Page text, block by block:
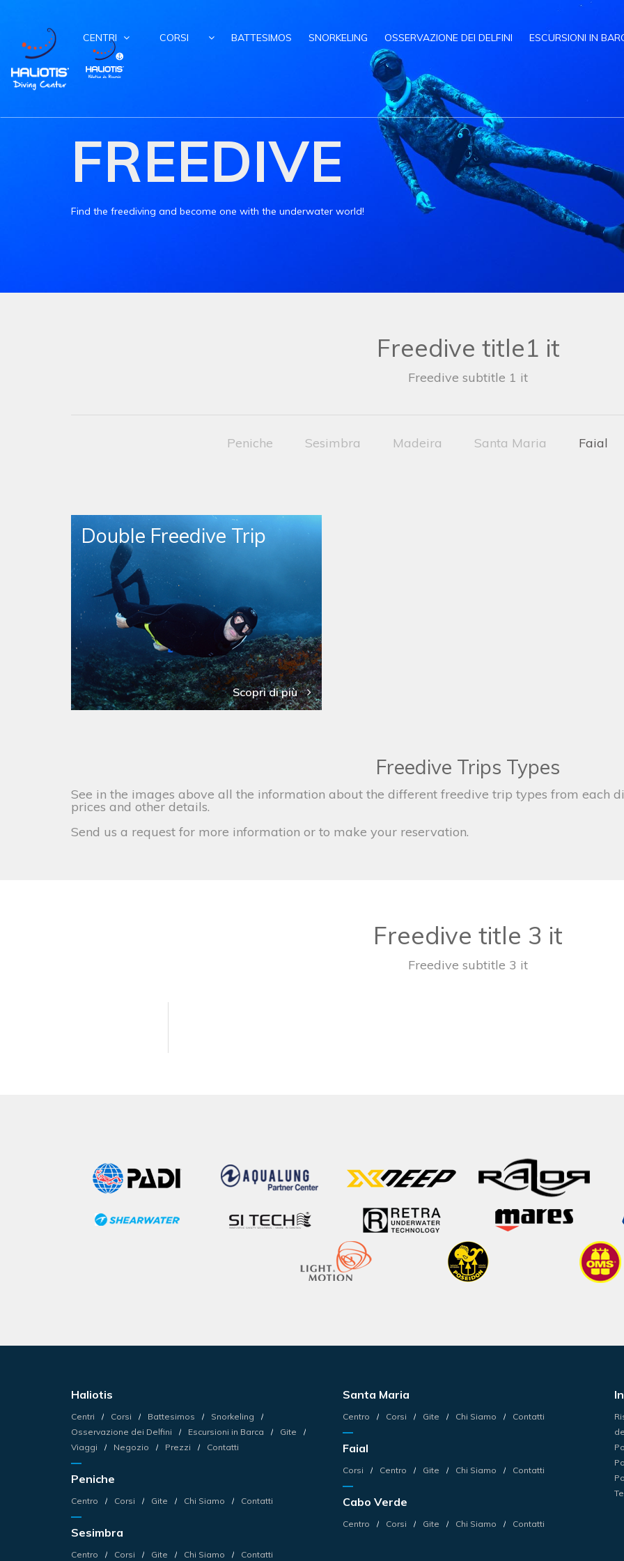
CENTRI CORSI BATTESIMOS SNORKELING OSSERVAZIONE DEI DELFINI ESCURSIONI IN
FREEDIVE
Find the freediving and become one with the underwater world!
Freedive title1 it
Freedive subtitle 1 it
Peniche Sesimbra Madeira Santa Maria Faial
Double Freedive Trip
Scopri di più
Freedive Trips Types
See in the images above all the information about the different freedive trip types from each
prices and other details.
Send us a request for more information or to make your reservation.
Freedive title 3 it
Freedive subtitle 3 it
Haliotis
Centri Corsi Battesimos
Snorkeling
Osservazione dei Delfini
Escursioni in Barca
Gite
Viaggi
Negozio Prezzi Contatti
Peniche
Centro Corsi Gite Chi Siamo Contatti
Sesimbra
Centro Corsi Gite Chi Siamo Contatti
Santa Maria
Centro Corsi Gite Chi Siamo Contatti
Faial
Corsi Centro Gite Chi Siamo Contatti
Cabo Verde
Centro Corsi Gite Chi Siamo Contatti